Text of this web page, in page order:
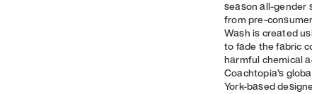
season all-gender
from pre-
Wash is created
to fade the fabric
harmful chemical
Coachtopia’s
York-based